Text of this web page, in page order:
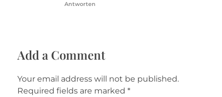
Antworten
Add a Comment
Your email address will not be published.
Required fields are marked *